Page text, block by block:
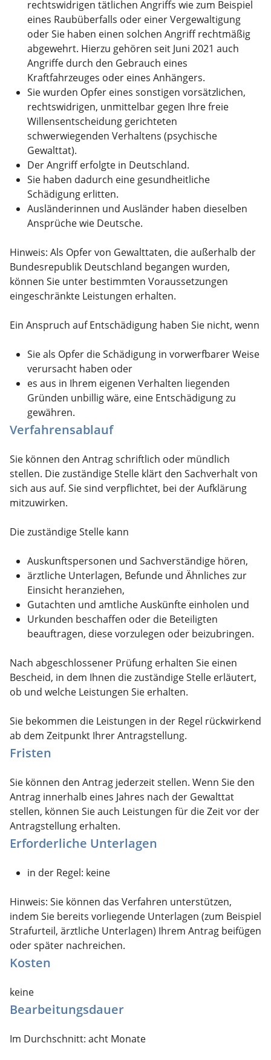
rechtswidrigen tätlichen Angriffs wie zum Beispiel
eines Raubüberfalls oder einer Vergewaltigung
oder Sie haben einen solchen Angriff rechtmäßig
abgewehrt. Hierzu gehören seit Juni 2021 auch
Angriffe durch den Gebrauch eines
Kraftfahrzeuges oder eines Anhängers.
Sie wurden Opfer eines sonstigen vorsätzlichen,
rechtswidrigen, unmittelbar gegen Ihre freie
Willensentscheidung gerichteten
schwerwiegenden Verhaltens (psychische
Gewalttat).
Der Angriff erfolgte in Deutschland.
Sie haben dadurch eine gesundheitliche
Schädigung erlitten.
Ausländerinnen und Ausländer haben dieselben
Ansprüche wie Deutsche.
Hinweis: Als Opfer von Gewalttaten, die außerhalb der
Bundesrepublik Deutschland begangen wurden,
können Sie unter bestimmten Voraussetzungen
eingeschränkte Leistungen erhalten.
Ein Anspruch auf Entschädigung haben Sie nicht, wenn
Sie als Opfer die Schädigung in vorwerfbarer Weise
verursacht haben oder
es aus in Ihrem eigenen Verhalten liegenden
Gründen unbillig wäre, eine Entschädigung zu
gewähren.
Verfahrensablauf
Sie können den Antrag schriftlich oder mündlich
stellen. Die zuständige Stelle klärt den Sachverhalt von
sich aus auf. Sie sind verpflichtet, bei der Aufklärung
mitzuwirken.
Die zuständige Stelle kann
Auskunftspersonen und Sachverständige hören,
ärztliche Unterlagen, Befunde und Ähnliches zur
Einsicht heranziehen,
Gutachten und amtliche Auskünfte einholen und
Urkunden beschaffen oder die Beteiligten
beauftragen, diese vorzulegen oder beizubringen.
Nach abgeschlossener Prüfung erhalten Sie einen
Bescheid, in dem Ihnen die zuständige Stelle erläutert,
ob und welche Leistungen Sie erhalten.
Sie bekommen die Leistungen in der Regel rückwirkend
ab dem Zeitpunkt Ihrer Antragstellung.
Fristen
Sie können den Antrag jederzeit stellen. Wenn Sie den
Antrag innerhalb eines Jahres nach der Gewalttat
stellen, können Sie auch Leistungen für die Zeit vor der
Antragstellung erhalten.
Erforderliche Unterlagen
in der Regel: keine
Hinweis: Sie können das Verfahren unterstützen,
indem Sie bereits vorliegende Unterlagen (zum Beispiel
Strafurteil, ärztliche Unterlagen) Ihrem Antrag beifügen
oder später nachreichen.
Kosten
keine
Bearbeitungsdauer
Im Durchschnitt: acht Monate